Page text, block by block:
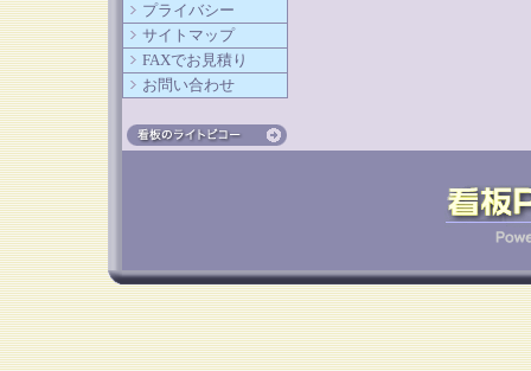
プライバシー
サイトマップ
FAXでお見積り
お問い合わせ